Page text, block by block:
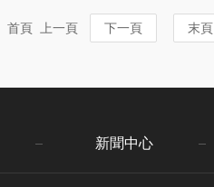
的主要作用
首頁 上一頁 下一頁 末頁
新聞中心